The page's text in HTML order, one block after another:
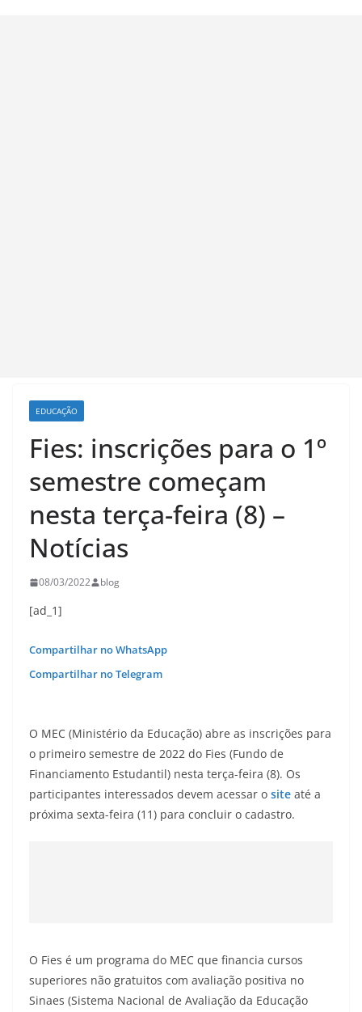
EDUCAÇÃO
Fies: inscrições para o 1º
semestre começam
nesta terça-feira (8) –
Notícias
08/03/2022 blog
[ad_1]
Compartilhar no WhatsApp
Compartilhar no Telegram
O MEC (Ministério da Educação) abre as inscrições para
o primeiro semestre de 2022 do Fies (Fundo de
Financiamento Estudantil) nesta terça-feira (8). Os
participantes interessados devem acessar o site até a
próxima sexta-feira (11) para concluir o cadastro.
O Fies é um programa do MEC que financia cursos
superiores não gratuitos com avaliação positiva no
Sinaes (Sistema Nacional de Avaliação da Educação